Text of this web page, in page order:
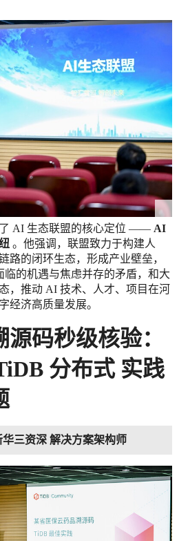
AI 生态联盟的核心定位 —— AI
。他强调，联盟致力于构建人
路的闭环生态，形成产业壁垒，
的机遇与焦虑并存的矛盾，和大
，推动 AI 技术、人才、项目在河
经济高质量发展。
码秒级核验：
分布式 实践
华三资深 解决方案架构师